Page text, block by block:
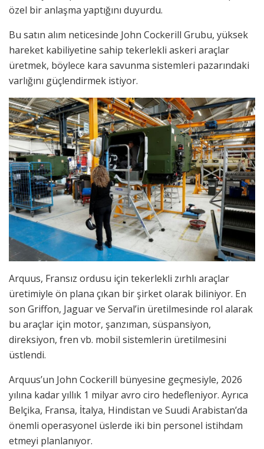
özel bir anlaşma yaptığını duyurdu.
Bu satın alım neticesinde John Cockerill Grubu, yüksek
hareket kabiliyetine sahip tekerlekli askeri araçlar
üretmek, böylece kara savunma sistemleri pazarındaki
varlığını güçlendirmek istiyor.
Arquus, Fransız ordusu için tekerlekli zırhlı araçlar
üretimiyle ön plana çıkan bir şirket olarak biliniyor. En
son Griffon, Jaguar ve Serval’in üretilmesinde rol alarak
bu araçlar için motor, şanzıman, süspansiyon,
direksiyon, fren vb. mobil sistemlerin üretilmesini
üstlendi.
Arquus’un John Cockerill bünyesine geçmesiyle, 2026
yılına kadar yıllık 1 milyar avro ciro hedefleniyor. Ayrıca
Belçika, Fransa, İtalya, Hindistan ve Suudi Arabistan’da
önemli operasyonel üslerde iki bin personel istihdam
etmeyi planlanıyor.